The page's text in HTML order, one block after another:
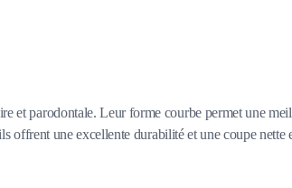
et parodontale. Leur forme courbe permet une
offrent une excellente durabilité et une coupe nette